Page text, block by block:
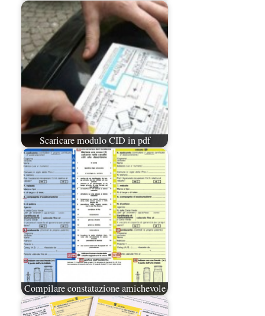
Scaricare modulo CID in pdf
Compilare constatazione amichevole